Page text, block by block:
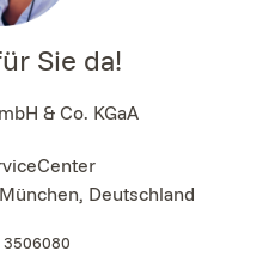
Sie da!
& Co. KGaA
München, Deutschland
3506080